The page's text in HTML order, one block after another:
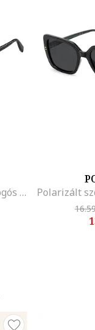
Szögletes napszemüveg logós részlettel, Fekete